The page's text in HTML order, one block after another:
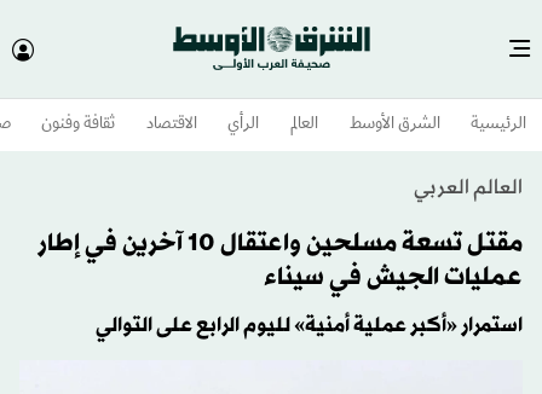
الرئيسية الشرق الأوسط​ العالم الرأي الاقتصاد ثقافة وفنون
العالم العربي
مقتل تسعة مسلحين واعتقال 10 آخرين في إطار
عمليات الجيش في سيناء
استمرار «أكبر عملية أمنية» لليوم الرابع على التوالي